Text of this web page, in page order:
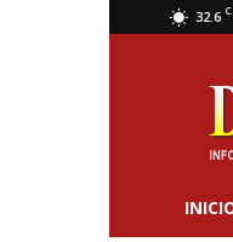
32.6 C